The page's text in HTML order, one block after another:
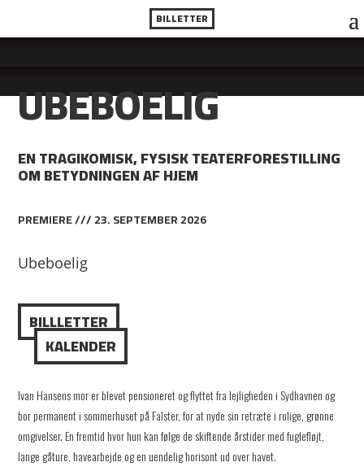
BILLETTER
UBEBOELIG
EN TRAGIKOMISK, FYSISK TEATERFORESTILLING
OM BETYDNINGEN AF HJEM
PREMIERE /// 23. SEPTEMBER 2026
Ubeboelig
BILLLETTER
KALENDER
Ivan Hansens mor er blevet pensioneret og flyttet fra lejligheden i Sydhavnen og
bor permanent i sommerhuset på Falster, for at nyde sin retræte i rolige, grønne
omgivelser. En fremtid hvor hun kan følge de skiftende årstider med fuglefløjt,
lange gåture, havearbejde og en uendelig horisont ud over havet.